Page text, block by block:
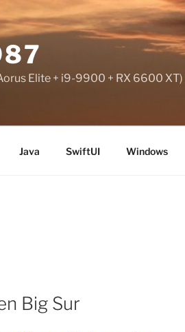
Elite + i9-9900 + RX 6600 XT)
Java SwiftUI Windows
Big Sur